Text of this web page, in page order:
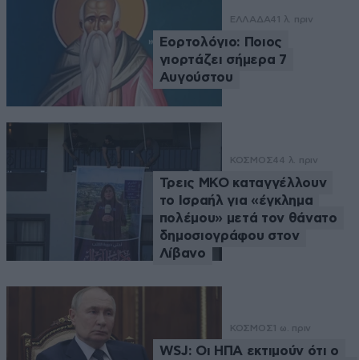
ΕΛΛΑΔΑ41 λ. πριν
Εορτολόγιο: Ποιος
γιορτάζει σήμερα 7
Αυγούστου
ΚΟΣΜΟΣ44 λ. πριν
Τρεις ΜΚΟ καταγγέλλουν
το Ισραήλ για «έγκλημα
πολέμου» μετά τον θάνατο
δημοσιογράφου στον
Λίβανο
ΚΟΣΜΟΣ 1 ω. πριν
WSJ: Οι ΗΠΑ εκτιμούν ότι ο